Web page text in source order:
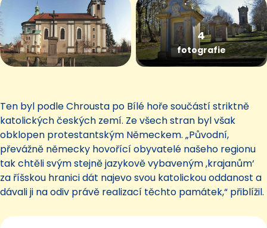
4
fotografie
Ten byl podle Chrousta po Bílé hoře součástí striktně
katolických českých zemí. Ze všech stran byl však
obklopen protestantským Německem. „Původní,
převážně německy hovořící obyvatelé našeho regionu
tak chtěli svým stejně jazykově vybaveným ‚krajanům‘
za říšskou hranici dát najevo svou katolickou oddanost a
dávali ji na odiv právě realizací těchto památek,“ přiblížil.